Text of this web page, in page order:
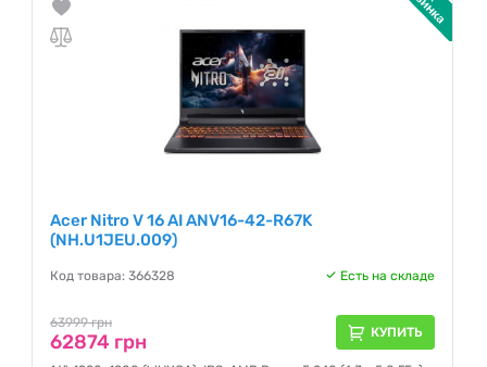
Acer Nitro V 16 AI ANV16-42-R67K
(NH.U1JEU.009)
Код товара: 366328 Есть на складе
63999 грн
62874 грн КУПИТЬ